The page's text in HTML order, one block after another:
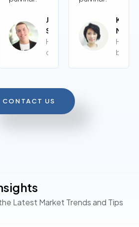
John
Siy
Home
owner
Kalye
Home
buyer
CONTACT US
Latest Market Trends and Tips